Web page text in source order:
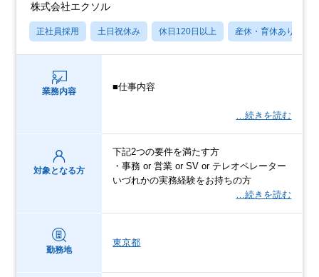
株式会社エクソル
正社員採用 土日祝休み 休日120日以上 産休・育休あり
業務内容 ■仕事内容
…続きを読む
対象となる方
下記2つの要件を満たす方
・事務 or 営業 or SV or テレオペレーター
いづれかの実務経験をお持ちの方
…続きを読む
勤務地
東京都